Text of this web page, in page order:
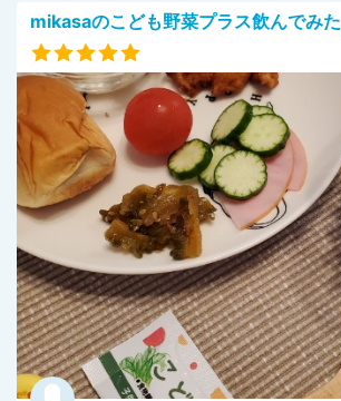
mikasaのこども野菜プラス飲んでみた